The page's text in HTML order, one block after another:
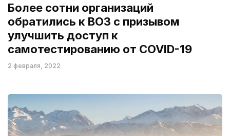
Более сотни организаций
обратились к ВОЗ с призывом
улучшить доступ к
самотестированию от COVID-19
2 февраля, 2022